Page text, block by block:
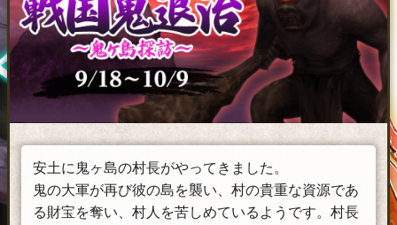
安土に鬼ヶ島の村長がやってきました。
鬼の大軍が再び彼の島を襲い、村の貴重な資源であ
る財宝を奪い、村人を苦しめているようです。村長